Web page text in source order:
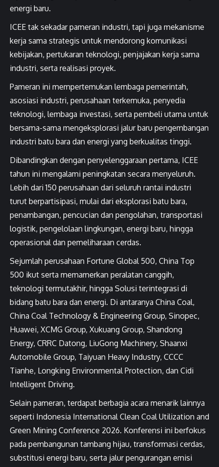
energi baru.
ICEE tak sekadar pameran industri, tapi juga mekanisme
kerja sama strategis untuk mendorong komunikasi
kebijakan, pertukaran teknologi, penjajakan kerja sama
industri, serta realisasi proyek.
Pameran ini mempertemukan lembaga pemerintah,
asosiasi industri, perusahaan terkemuka, penyedia
teknologi, lembaga investasi, serta pembeli utama untuk
bersama-sama mengeksplorasi jalur baru pengembangan
industri batu bara dan energi yang berkualitas tinggi.
Dibandingkan dengan penyelenggaraan pertama, ICEE
tahun ini mengalami peningkatan secara menyeluruh.
Lebih dari 150 perusahaan dari seluruh rantai industri
turut berpartisipasi, mulai dari eksplorasi batu bara,
penambangan, pencucian dan pengolahan, transportasi
logistik, pengelolaan lingkungan, energi baru, hingga
operasional dan pemeliharaan cerdas.
Sejumlah perusahaan Fortune Global 500, China Top
500 ikut serta memamerkan peralatan canggih,
teknologi termutakhir, hingga Solusi terintegrasi di
bidang batu bara dan energi. Di antaranya China Coal,
China Coal Technology & Engineering Group, Sinopec,
Huawei, XCMG Group, Xukuang Group, Shandong
Energy, CRRC Datong, LiuGong Machinery, Shaanxi
Automobile Group, Taiyuan Heavy Industry, CCCC
Tianhe, Longking Environmental Protection, dan Cidi
Intelligent Driving.
Selain pameran, terdapat berbagia acara menarik lainnya
seperti Indonesia International Clean Coal Utilization and
Green Mining Conference 2026. Konferensi ini berfokus
pada pembangunan tambang hijau, transformasi cerdas,
substitusi energi baru, serta jalur pengurangan emisi